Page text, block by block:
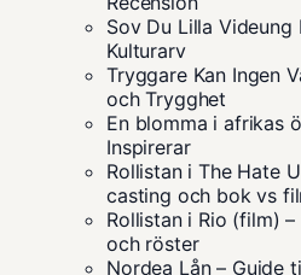
Sov Du Lilla
Kulturarv
Tryggare Kan Ingen
och Trygghet
En blomma i afrikas
Inspirerar
Rollistan i The Hate
casting och bok vs
Rollistan i Rio (film)
och röster
Nordea Lån – Guide